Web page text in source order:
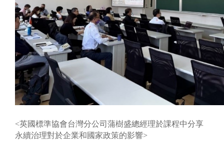
<英國標準協會台灣分公司蒲樹盛總經理於課程中分享
永續治理對於企業和國家政策的影響>